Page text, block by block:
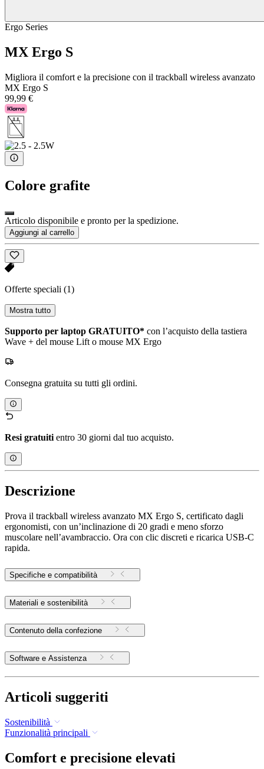
Ergo Series
MX Ergo S
Migliora il comfort e la precisione con il trackball wireless avanzato
MX Ergo S
99,99 €
Colore grafite
Articolo disponibile e pronto per la spedizione.
Aggiungi al carrello
Offerte speciali (1)
Mostra tutto
Supporto per laptop GRATUITO* con l’acquisto della tastiera
Wave + del mouse Lift o mouse MX Ergo
Consegna gratuita su tutti gli ordini.
Resi gratuiti entro 30 giorni dal tuo acquisto.
Descrizione
Prova il trackball wireless avanzato MX Ergo S, certificato dagli
ergonomisti, con un’inclinazione di 20 gradi e meno sforzo
muscolare nell’avambraccio. Ora con clic discreti e ricarica USB-C
rapida.
Specifiche e compatibilità
Materiali e sostenibilità
Contenuto della confezione
Software e Assistenza
Articoli suggeriti
Sostenibilità
Funzionalità principali
Comfort e precisione elevati